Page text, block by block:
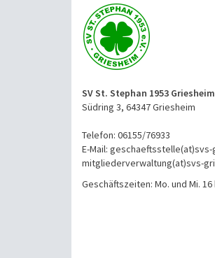
SV St. Stephan 1953 Griesheim
Südring 3, 64347 Griesheim
Telefon: 06155/76933
E-Mail:
mitgliederverwaltung(at)svs-
Geschäftszeiten: Mo. und Mi. 16